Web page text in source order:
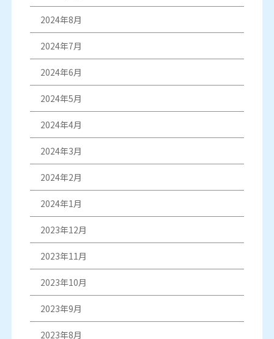
2024年8月
2024年7月
2024年6月
2024年5月
2024年4月
2024年3月
2024年2月
2024年1月
2023年12月
2023年11月
2023年10月
2023年9月
2023年8月